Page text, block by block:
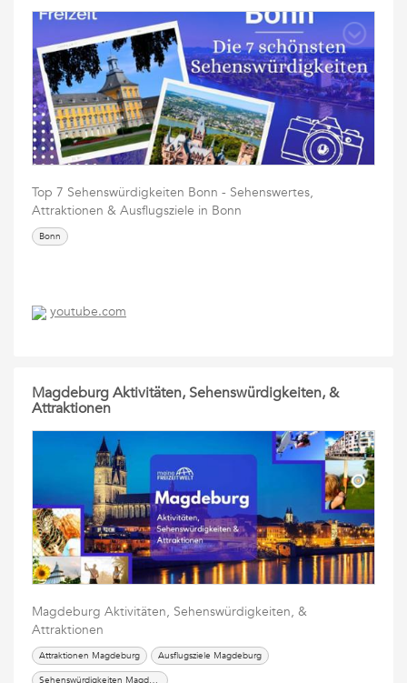
Top 7 Sehenswürdigkeiten Bonn - Sehenswertes,
Attraktionen & Ausflugsziele in Bonn
Bonn
youtube.com
Magdeburg Aktivitäten, Sehenswürdigkeiten, &
Attraktionen
Magdeburg Aktivitäten, Sehenswürdigkeiten, &
Attraktionen
Attraktionen Magdeburg
Ausflugsziele Magdeburg
Sehenswürdigkeiten Magdeburg